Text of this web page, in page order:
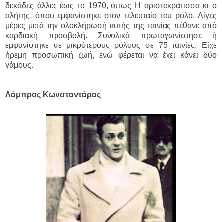
δεκάδες άλλες έως το 1970, όπως Η αριστοκράτισσα κι ο
αλήτης, όπου εμφανίστηκε στον τελευταίο του ρόλο. Λίγες
μέρες μετά την ολοκλήρωσή αυτής της ταινίας πέθανε από
καρδιακή προσβολή. Συνολικά πρωταγωνίστησε ή
εμφανίστηκε σε μικρότερους ρόλους σε 75 ταινίες. Είχε
ήρεμη προσωπική ζωή, ενώ φέρεται να έχει κάνει δύο
γάμους.
Λάμπρος Κωνσταντάρας